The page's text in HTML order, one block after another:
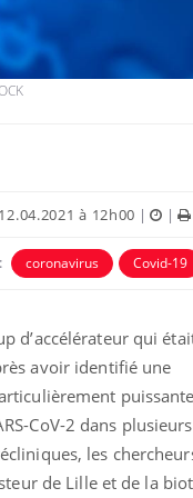
à 12h00 | |
coronavirus Covid-19
d’accélérateur qui
avoir identifié une
puissante
CoV-2 dans plusieurs
les
de Lille et de la
des Mains :
faciles à aborder...